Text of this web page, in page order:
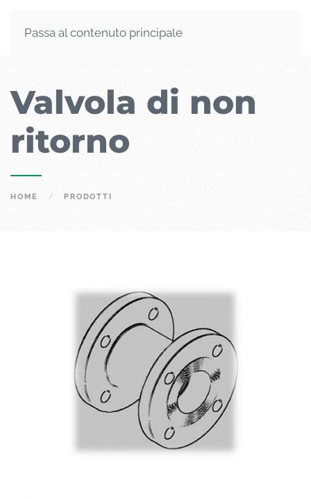
Passa al contenuto principale
Valvola di non
ritorno
HOME PRODOTTI